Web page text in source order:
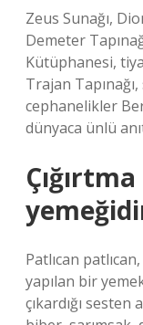
Zeus Sunağı,
Demeter
Kütüphanesi,
Trajan
cephanelikler
dünyaca ünlü
Patlıcan
yapılan bir
çıkardığı sesten